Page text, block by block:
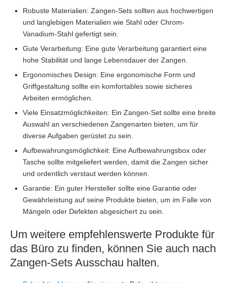
Robuste Materialien: Zangen-Sets sollten aus hochwertigen
und langlebigen Materialien wie Stahl oder Chrom-
Vanadium-Stahl gefertigt sein.
Gute Verarbeitung: Eine gute Verarbeitung garantiert eine
hohe Stabilität und lange Lebensdauer der Zangen.
Ergonomisches Design: Eine ergonomische Form und
Griffgestaltung sollte ein komfortables sowie sicheres
Arbeiten ermöglichen.
Viele Einsatzmöglichkeiten: Ein Zangen-Set sollte eine breite
Auswahl an verschiedenen Zangenarten bieten, um für
diverse Aufgaben gerüstet zu sein.
Aufbewahrungsmöglichkeit: Eine Aufbewahrungsbox oder
Tasche sollte mitgeliefert werden, damit die Zangen sicher
und ordentlich verstaut werden können.
Garantie: Ein guter Hersteller sollte eine Garantie oder
Gewährleistung auf seine Produkte bieten, um im Falle von
Mängeln oder Defekten abgesichert zu sein.
Um weitere empfehlenswerte Produkte für
das Büro zu finden, können Sie auch nach
Zangen-Sets Ausschau halten.